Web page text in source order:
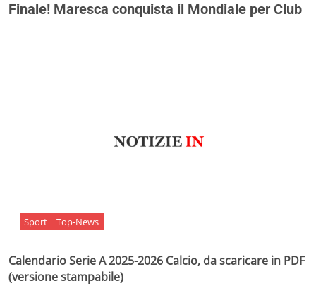
Finale! Maresca conquista il Mondiale per Club
Sport Top-News
Calendario Serie A 2025-2026 Calcio, da scaricare in PDF
(versione stampabile)